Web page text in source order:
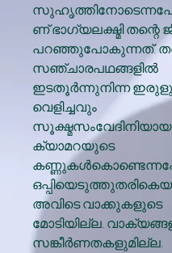
ണ് ഭാഗ്യലക്ഷ്മി തന്റെ
പറഞ്ഞുപോകുന്നത്.
സഞ്ചാരപഥങ്ങളില്‍
ഇടതൂര്‍ന്നുനിന്ന
വെളിച്ചവും
ക്യാമറയുടെ
അവിടെ വാക്കുകളുടെ
മോടിയില്ല.
സങ്കീര്‍ണതകളുമില്ല.